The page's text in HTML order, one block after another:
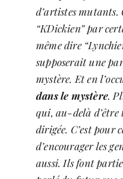
d’artistes mutants.
“KDickien” par
même dire
supposerait une
mystère. Et en
dans le mystère.
qui, au-delà d’être
dirigée. C’est pour
d’encourager les
aussi. Ils font